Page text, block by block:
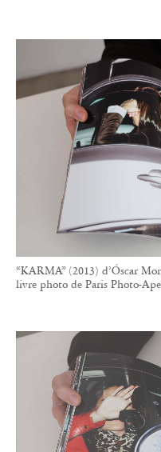
“KARMA” (2013) d’Óscar
livre photo de Paris Photo-